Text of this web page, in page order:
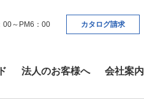
00～PM6：00 カタログ請求
法人のお客様へ 会社案内